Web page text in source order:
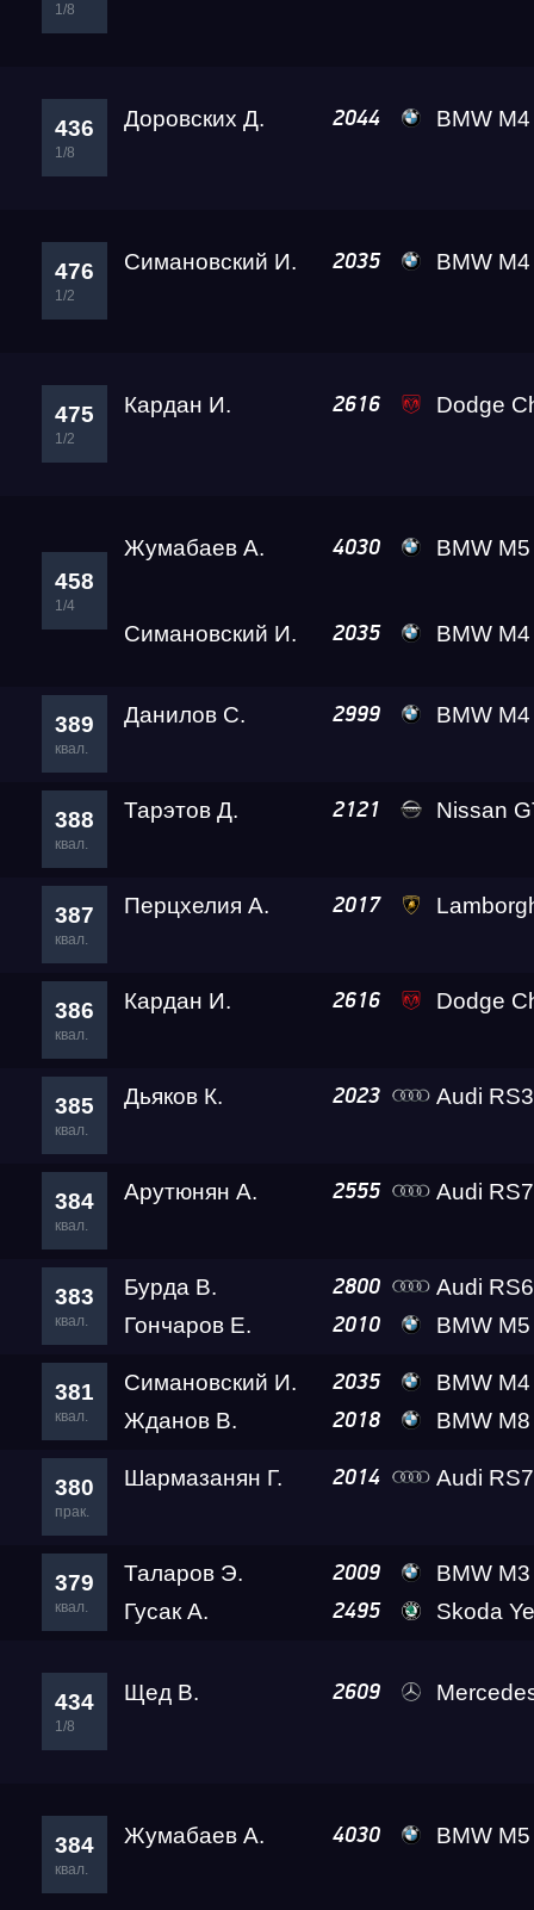
1/8
436
1/8
Доровских Д. 2044 BMW M4
476
1/2
Симановский И. 2035 BMW M4 Crazy
475
1/2
Кардан И. 2616 Dodge Challenger SRT
458
1/4
Жумабаев А. 4030 BMW M5
Симановский И. 2035 BMW M4 Crazy
389
квал.
Данилов С. 2999 BMW M4
388
квал.
Тарэтов Д. 2121 Nissan GT-R
387
квал.
Перцхелия А. 2017
386
квал.
Кардан И. 2616 Dodge Challenger SRT
385
квал.
Дьяков К. 2023 Audi
384
квал.
Арутюнян А. 2555 Audi
383
квал.
Бурда В. 2800
Audi
Гончаров Е.
2010 BMW M5
381
квал.
Симановский И. 2035
BMW M4 Crazy
Жданов В.
2018 BMW M8
380
прак.
Шармазанян Г. 2014 Audi
379
квал.
Таларов Э. 2009
BMW M3
Гусак А.
2495 Skoda
434
1/8
Щед В. 2609 Mercedes-Benz
384
квал.
Жумабаев А. 4030 BMW M5